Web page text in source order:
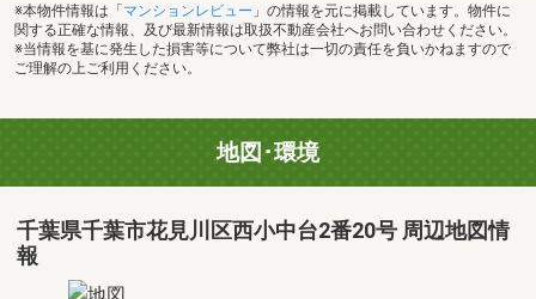
※本物件情報は「 マンションレビュー 」の情報を元に掲載しています。物件に
関する正確な情報、及び最新情報は取扱不動産会社へお問い合わせください。
※当情報を基に発生した損害等について弊社は一切の責任を負いかねますので
ご理解の上ご利用ください。
地図･環境
千葉県千葉市花見川区西小中台2番20号 周辺地図情
報